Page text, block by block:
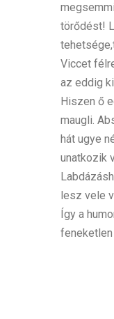
törődést!
Viccet
az eddig
Hiszen ő
maugli.
hát ugye
unatkozik
lesz vele
Így a